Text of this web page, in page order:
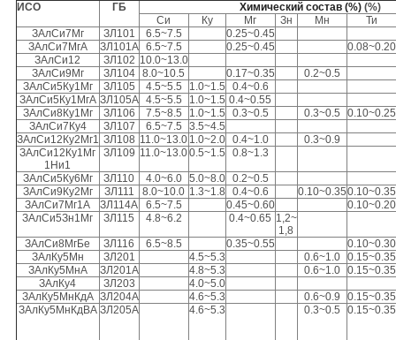
ИСО ГБ Химический состав (%) (%)
Си
Ку Мг Зн Мн
Ти
ЗАлСи7Мг
ЗЛ101 6.5~7.5
0.25~0.45
ЗАлСи7МгА
ЗЛ101А 6.5~7.5 0.25~0.45
0.08~0.20
ЗАлСи12
ЗЛ102 10.0~13.0
ЗАлСи9Мг
ЗЛ104 8.0~10.5 0.17~0.35
0.2~0.5
ЗАлСи5Ку1Мг
ЗЛ105 4.5~5.5 1.0~1.5
0.4~0.6
ЗАлСи5Ку1МгА ЗЛ105А 4.5~5.5 1.0~1.5 0.4~0.55
ЗАлСи8Ку1Мг
ЗЛ106 7.5~8.5 1.0~1.5 0.3~0.5 0.3~0.5
0.10~0.25
ЗАлСи7Ку4
ЗЛ107 6.5~7.5
3.5~4.5
ЗАлСи12Ку2Мг1 ЗЛ108 11.0~13.0 1.0~2.0 0.4~1.0
0.3~0.9
ЗАлСи12Ку1Мг
1Ни1
ЗЛ109 11.0~13.00.5~1.5 0.8~1.3
ЗАлСи5Ку6Мг ЗЛ110 4.0~6.0 5.0~8.0 0.2~0.5
ЗАлСи9Ку2Мг
ЗЛ111 8.0~10.0 1.3~1.8 0.4~0.6 0.10~0.350.10~0.35
ЗАлСи7Мг1А
ЗЛ114А 6.5~7.5 0.45~0.60
0.10~0.20
ЗАлСи5Зн1Мг
ЗЛ115 4.8~6.2 0.4~0.65 1,2~
1,8
ЗАлСи8МгБе
ЗЛ116 6.5~8.5 0.35~0.55
0.10~0.30
ЗАлКу5Мн
ЗЛ201 4.5~5.3 0.6~1.0 0.15~0.35
ЗАлКу5МнА
ЗЛ201А 4.8~5.3 0.6~1.0 0.15~0.35
ЗАлКу4
ЗЛ203
4.0~5.0
ЗАлКу5МнКдА ЗЛ204А 4.6~5.3 0.6~0.9
0.15~0.35
ЗАлКу5МнКдВА ЗЛ205А 4.6~5.3 0.3~0.5 0.15~0.35